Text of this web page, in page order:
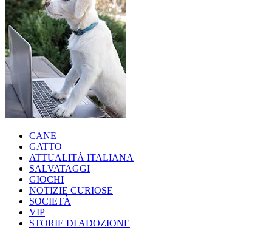
CANE
GATTO
ATTUALITÀ ITALIANA
SALVATAGGI
GIOCHI
NOTIZIE CURIOSE
SOCIETÀ
VIP
STORIE DI ADOZIONE